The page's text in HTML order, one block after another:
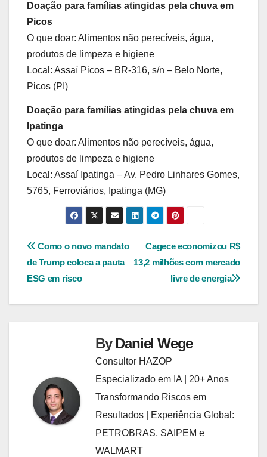
Doação para famílias atingidas pela chuva em
Picos
O que doar: Alimentos não perecíveis, água,
produtos de limpeza e higiene
Local: Assaí Picos – BR-316, s/n – Belo Norte,
Picos (PI)
Doação para famílias atingidas pela chuva em
Ipatinga
O que doar: Alimentos não perecíveis, água,
produtos de limpeza e higiene
Local: Assaí Ipatinga – Av. Pedro Linhares Gomes,
5765, Ferroviários, Ipatinga (MG)
Navegação
de
Cagece economizou R$
13,2 milhões com mercado
livre de energia
Como o novo mandato
de Trump coloca a pauta
ESG em risco
ByDaniel Wege
Consultor HAZOP
Especializado em IA | 20+ Anos
Transformando Riscos em
Resultados | Experiência Global:
PETROBRAS, SAIPEM e
WALMART